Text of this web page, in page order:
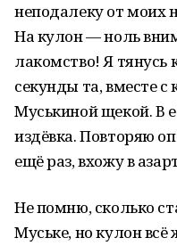
неподалеку от моих
На кулон — ноль
лакомство! Я тянусь
секунды та, вместе с
Муськиной щекой. В
издёвка. Повторяю
ещё раз, вхожу в
Не помню, сколько
Муське, но кулон